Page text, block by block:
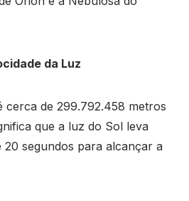
da Luz
cerca de 299.792.458 metros
que a luz do Sol leva
segundos para alcançar a